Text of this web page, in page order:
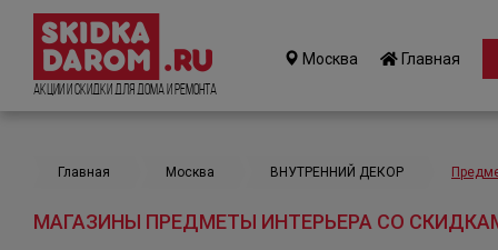
Акции и Скидки для дома и ремонта
Москва Главная
Главная Москва ВНУТРЕННИЙ ДЕКОР
МАГАЗИНЫ ПРЕДМЕТЫ ИНТЕРЬЕРА СО